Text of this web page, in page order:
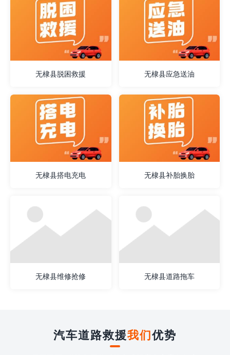
无棣县脱困救援 无棣县应急送油
无棣县搭电充电 无棣县补胎换胎
无棣县维修抢修 无棣县道路拖车
汽车道路救援我们优势